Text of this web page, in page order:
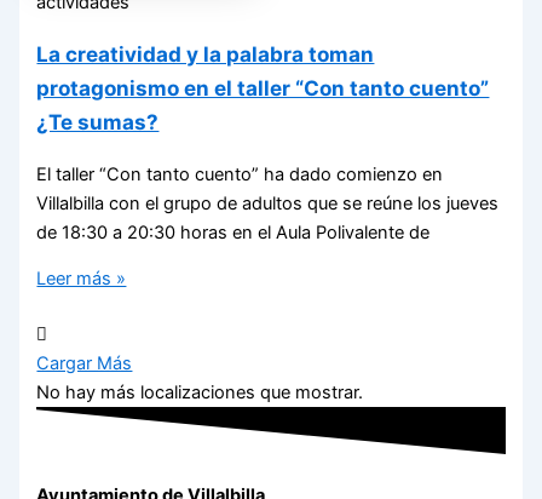
La creatividad y la palabra toman
protagonismo en el taller “Con tanto cuento”
¿Te sumas?
El taller “Con tanto cuento” ha dado comienzo en
Villalbilla con el grupo de adultos que se reúne los jueves
de 18:30 a 20:30 horas en el Aula Polivalente de
Leer más »
Cargar Más
No hay más localizaciones que mostrar.